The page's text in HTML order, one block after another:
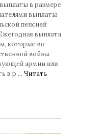
в размере
выплаты
пенсией
выплата
которые во
войны
армии или
в р ... Читать